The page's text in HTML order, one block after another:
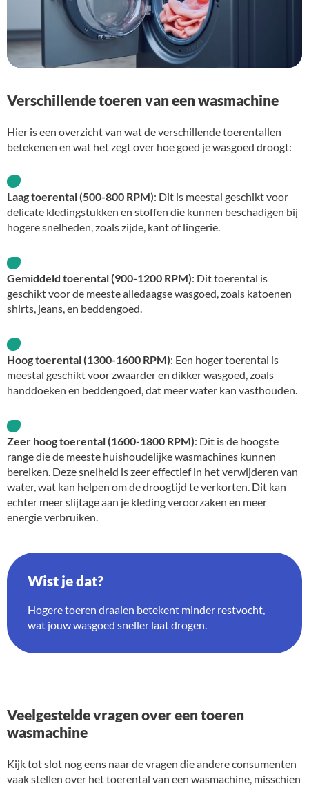
Verschillende toeren van een wasmachine
Hier is een overzicht van wat de verschillende toerentallen
betekenen en wat het zegt over hoe goed je wasgoed droogt:
Laag toerental (500-800 RPM): Dit is meestal geschikt voor
delicate kledingstukken en stoffen die kunnen beschadigen bij
hogere snelheden, zoals zijde, kant of lingerie.
Gemiddeld toerental (900-1200 RPM): Dit toerental is
geschikt voor de meeste alledaagse wasgoed, zoals katoenen
shirts, jeans, en beddengoed.
Hoog toerental (1300-1600 RPM): Een hoger toerental is
meestal geschikt voor zwaarder en dikker wasgoed, zoals
handdoeken en beddengoed, dat meer water kan vasthouden.
Zeer hoog toerental (1600-1800 RPM): Dit is de hoogste
range die de meeste huishoudelijke wasmachines kunnen
bereiken. Deze snelheid is zeer effectief in het verwijderen van
water, wat kan helpen om de droogtijd te verkorten. Dit kan
echter meer slijtage aan je kleding veroorzaken en meer
energie verbruiken.
Wist je dat?
Hogere toeren draaien betekent minder restvocht,
wat jouw wasgoed sneller laat drogen.
Veelgestelde vragen over een toeren
wasmachine
Kijk tot slot nog eens naar de vragen die andere consumenten
vaak stellen over het toerental van een wasmachine, misschien